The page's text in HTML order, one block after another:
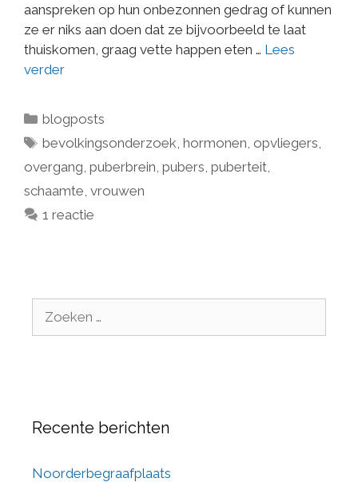
aanspreken op hun onbezonnen gedrag of kunnen
ze er niks aan doen dat ze bijvoorbeeld te laat
thuiskomen, graag vette happen eten … Lees
verder
blogposts
bevolkingsonderzoek,hormonen,opvliegers,
overgang, puberbrein, pubers, puberteit,
schaamte, vrouwen
1 reactie
Recente berichten
Noorderbegraafplaats